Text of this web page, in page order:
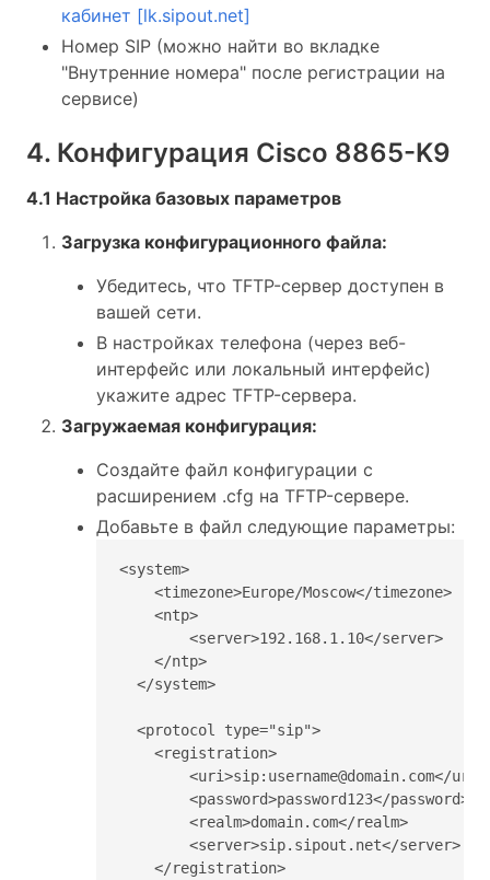
кабинет [lk.sipout.net]
Номер SIP (можно найти во вкладке
"Внутренние номера" после регистрации на
сервисе)
4. Конфигурация Cisco 8865-K9
4.1 Настройка базовых параметров
Загрузка конфигурационного файла:
Убедитесь, что TFTP-сервер доступен в
вашей сети.
В настройках телефона (через веб-
интерфейс или локальный интерфейс)
укажите адрес TFTP-сервера.
Загружаемая конфигурация:
Создайте файл конфигурации с
расширением .cfg на TFTP-сервере.
Добавьте в файл следующие параметры:
<system>
    <timezone>Europe/Moscow</timezone>
    <ntp>
        <server>192.168.1.10</server>
    </ntp>
  </system>
  <protocol type="sip">
    <registration>
        <uri>sip:username@domain.com</uri>
        <password>password123</password>
        <realm>domain.com</realm>
        <server>sip.sipout.net</server>
    </registration>